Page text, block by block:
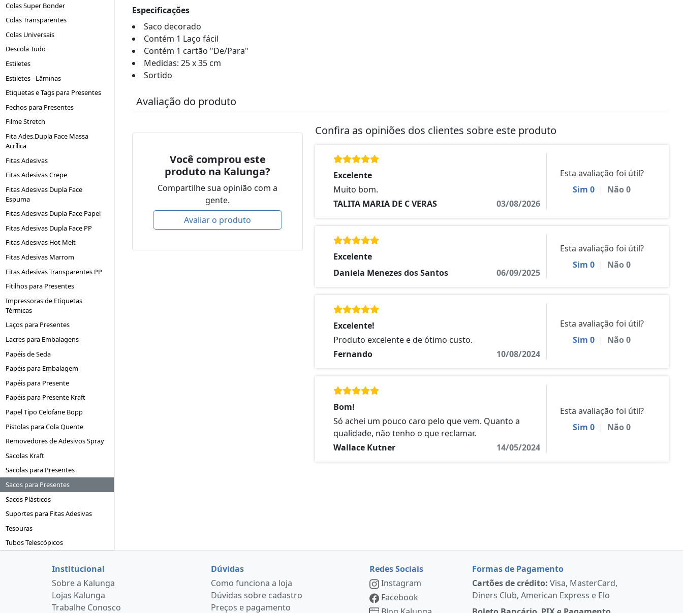
Colas Super Bonder
Colas Transparentes
Colas Universais
Descola Tudo
Estiletes
Estiletes - Lâminas
Etiquetas e Tags para Presentes
Fechos para Presentes
Filme Stretch
Fita Ades.Dupla Face Massa
Acrílica
Fitas Adesivas
Fitas Adesivas Crepe
Fitas Adesivas Dupla Face
Espuma
Fitas Adesivas Dupla Face Papel
Fitas Adesivas Dupla Face PP
Fitas Adesivas Hot Melt
Fitas Adesivas Marrom
Fitas Adesivas Transparentes PP
Fitilhos para Presentes
Impressoras de Etiquetas
Térmicas
Laços para Presentes
Lacres para Embalagens
Papéis de Seda
Papéis para Embalagem
Papéis para Presente
Papéis para Presente Kraft
Papel Tipo Celofane Bopp
Pistolas para Cola Quente
Removedores de Adesivos Spray
Sacolas Kraft
Sacolas para Presentes
Sacos para Presentes
Sacos Plásticos
Suportes para Fitas Adesivas
Tesouras
Tubos Telescópicos
Especificações
Saco decorado
Contém 1 Laço fácil
Contém 1 cartão "De/Para"
Medidas: 25 x 35 cm
Sortido
Avaliação do produto
Você comprou este
produto na Kalunga?
Compartilhe sua opinião com a
gente.
Avaliar o produto
Confira as opiniões dos clientes sobre este produto
Excelente
Muito bom.
TALITA MARIA DE C VERAS
03/08/2026
Esta avaliação foi útil?
Sim 0 | Não0
Excelente
Daniela Menezes dos Santos
06/09/2025
Esta avaliação foi útil?
Sim 0 | Não0
Excelente!
Produto excelente e de ótimo custo.
Fernando
10/08/2024
Esta avaliação foi útil?
Sim 0 | Não0
Bom!
Só achei um pouco caro pelo que vem. Quanto a
qualidade, não tenho o que reclamar.
Wallace Kutner
14/05/2024
Esta avaliação foi útil?
Sim 0 | Não0
Institucional
Sobre a Kalunga
Lojas Kalunga
Trabalhe Conosco
Dúvidas
Como funciona a loja
Dúvidas sobre cadastro
Preços e pagamento
Redes Sociais
Instagram
Facebook
Formas de Pagamento
Cartões de crédito: Visa, MasterCard,
Diners Club, American Express e Elo